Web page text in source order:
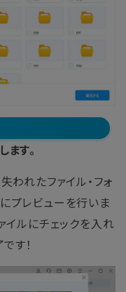
す。
われたファイル・フォ
プレビューを行いま
イルにチェックを入れ
す！